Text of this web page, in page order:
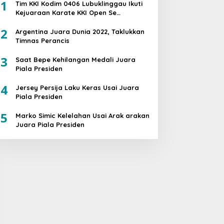
1
Tim KKI Kodim 0406 Lubuklinggau Ikuti
Kejuaraan Karate KKI Open Se
2
Argentina Juara Dunia 2022, Taklukkan
Timnas Perancis
3
Saat Bepe Kehilangan Medali Juara
Piala Presiden
4
Jersey Persija Laku Keras Usai Juara
Piala Presiden
5
Marko Simic Kelelahan Usai Arak arakan
Juara Piala Presiden